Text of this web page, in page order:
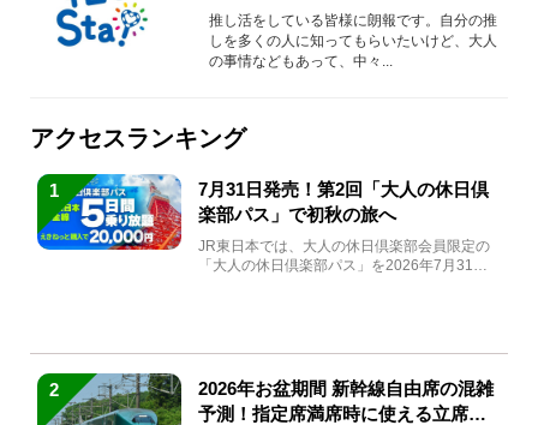
推し活をしている皆様に朗報です。自分の推
しを多くの人に知ってもらいたいけど、大人
の事情などもあって、中々...
アクセスランキング
1
7月31日発売！第2回「大人の休日倶
楽部パス」で初秋の旅へ
JR東日本では、大人の休日倶楽部会員限定の
「大人の休日倶楽部パス」を2026年7月31日
2
2026年お盆期間 新幹線自由席の混雑
予測！指定席満席時に使える立席特